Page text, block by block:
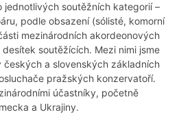
jednotlivých soutěžních kategorií –
podle obsazení (sólisté, komorní
mezinárodních akordeonových
soutěžících. Mezi nimi jsme
českých a slovenských základních
pražských konzervatoří.
účastníky, početně
a Ukrajiny.